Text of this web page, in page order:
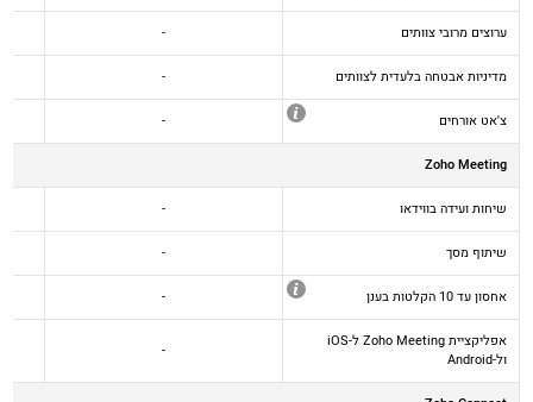
ערוצים מרובי צוותים -
מדיניות אבטחה בלעדית לצוותים -
צ'אט אורחים -
Zoho Meeting
שיחות ועידה בווידאו -
שיתוף מסך -
אחסון עד 10 הקלטות בענן -
אפליקציית Zoho Meeting ל-iOS
ול-Android
-